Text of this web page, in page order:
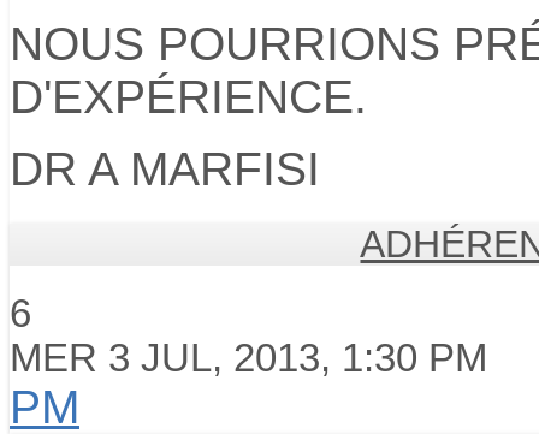
NOUS POURRIONS
D'EXPÉRIENCE.
DR A MARFISI
6
MER 3 JUL, 2013, 1:30 PM
PM